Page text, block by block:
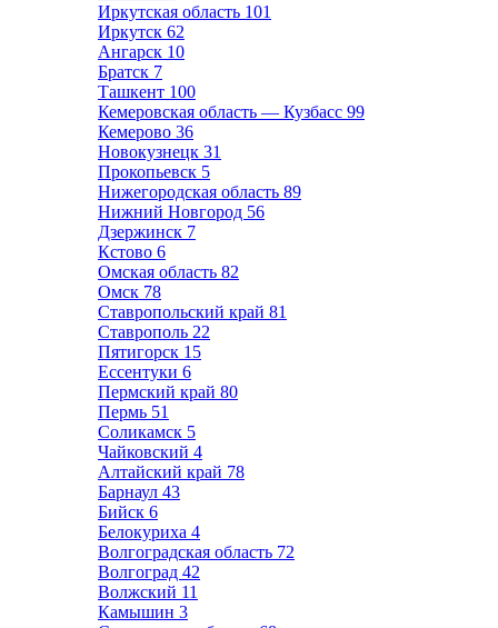
Иркутская область 101
Иркутск 62
Ангарск 10
Братск 7
Ташкент 100
Кемеровская область — Кузбасс 99
Кемерово 36
Новокузнецк 31
Прокопьевск 5
Нижегородская область 89
Нижний Новгород 56
Дзержинск 7
Кстово 6
Омская область 82
Омск 78
Ставропольский край 81
Ставрополь 22
Пятигорск 15
Ессентуки 6
Пермский край 80
Пермь 51
Соликамск 5
Чайковский 4
Алтайский край 78
Барнаул 43
Бийск 6
Белокуриха 4
Волгоградская область 72
Волгоград 42
Волжский 11
Камышин 3